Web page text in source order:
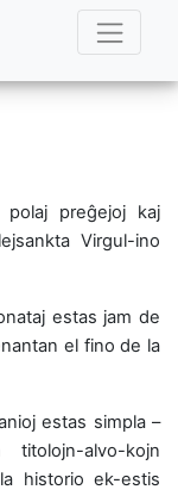
preĝejoj kaj
Virgul-ino
estas jam de
el fino de la
estas simpla –
alvo-kojn
historio ek-estis